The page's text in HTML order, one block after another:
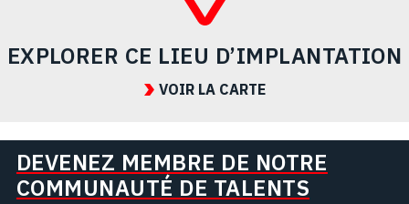
EXPLORER CE LIEU D’IMPLANTATION
VOIR LA CARTE
DEVENEZ MEMBRE DE NOTRE
COMMUNAUTÉ DE TALENTS